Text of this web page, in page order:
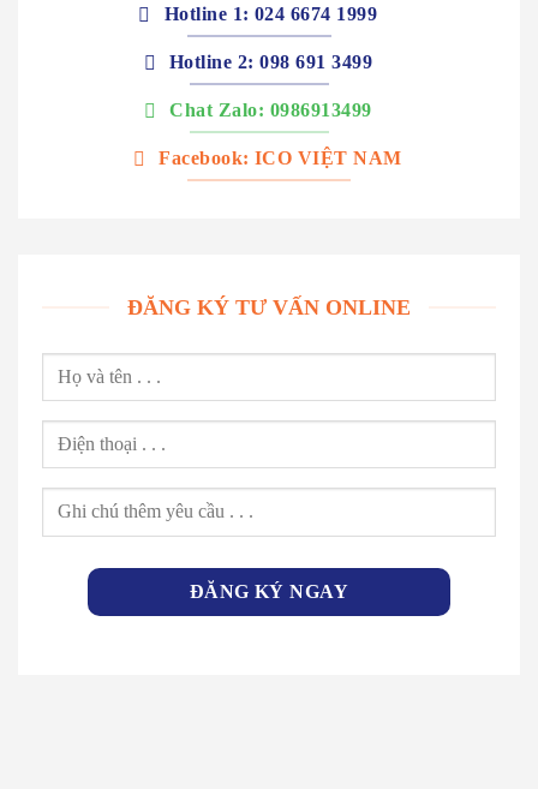
Hotline 1: 024 6674 1999
Hotline 2: 098 691 3499
Chat Zalo: 0986913499
Facebook: ICO VIỆT NAM
ĐĂNG KÝ TƯ VẤN ONLINE